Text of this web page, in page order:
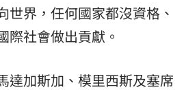
世界，任何國家都沒資格、
際社會做出貢獻。
達加斯加、模里西斯及塞席